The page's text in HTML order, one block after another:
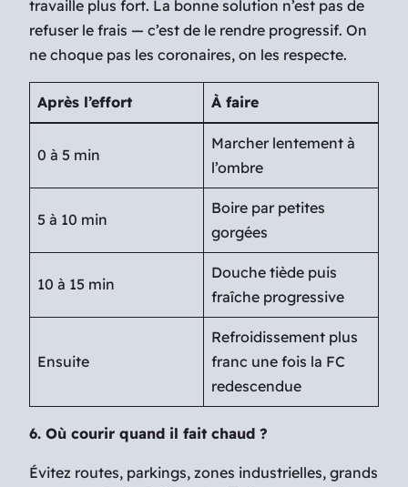
travaille plus fort. La bonne solution n’est pas de
refuser le frais — c’est de le rendre progressif. On
ne choque pas les coronaires, on les respecte.
Après l’effort À faire
0 à 5 min
Marcher lentement à
l’ombre
5 à 10 min
Boire par petites
gorgées
10 à 15 min
Douche tiède puis
fraîche progressive
Ensuite
Refroidissement plus
franc une fois la FC
redescendue
6. Où courir quand il fait chaud ?
Évitez routes, parkings, zones industrielles, grands